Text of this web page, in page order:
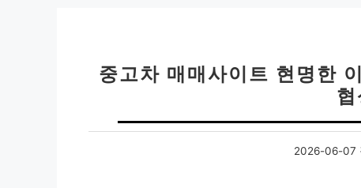
중고차 매매사이트 현명한
2026-06-07